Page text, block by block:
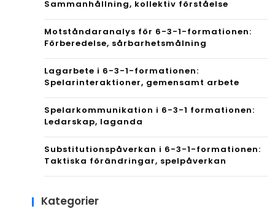
Sammanhållning, kollektiv förståelse
Motståndaranalys för 6-3-1-formationen:
Förberedelse, sårbarhetsmålning
Lagarbete i 6-3-1-formationen:
Spelarinteraktioner, gemensamt arbete
Spelarkommunikation i 6-3-1 formationen:
Ledarskap, laganda
Substitutionspåverkan i 6-3-1-formationen:
Taktiska förändringar, spelpåverkan
Kategorier